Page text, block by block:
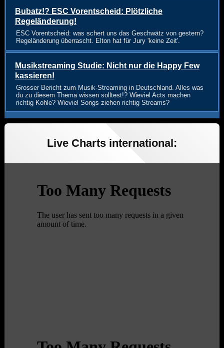
Bubatz!? ESC Vorentscheid: Plötzliche
Regeländerung!
ESC Vorentscheid: was schert uns das Geschwätz von gestern?
Regeländerung überrascht. Elton hat für Jury 'keine Zeit'.
Musikstreaming Studie: Nicht nur die Happy Few
kassieren!
Grosser Bericht zum Musik-Streaming in Deutschland. Alles was
du zu diesem Thema wissen solltest!? Wieviel Acts machen
richtig Kohle? Wieviel Songs ziehen richtig Streams?
Live Charts international: